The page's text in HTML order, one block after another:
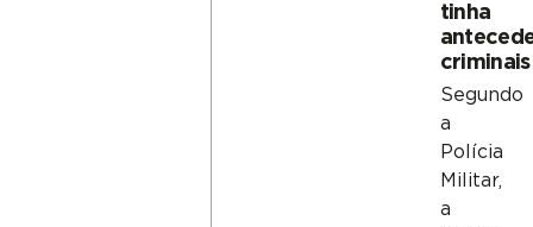
tinha
criminais
Segundo
a
Polícia
Militar,
a